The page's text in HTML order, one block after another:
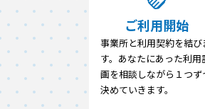
ご利用開始
事業所と利用契約を結び
す。あなたにあった利用
画を相談しながら１つず
決めていきます。